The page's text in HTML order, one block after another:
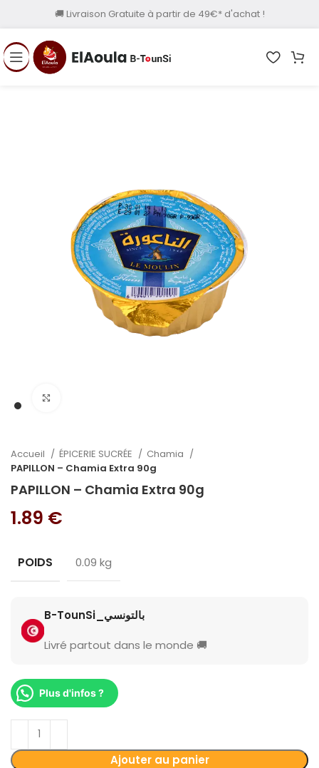
🚚 Livraison Gratuite à partir de 49€* d'achat !
Accueil ÉPICERIE SUCRÉE
Chamia
PAPILLON – Chamia Extra 90g
PAPILLON – Chamia Extra 90g
1.89 €
POIDS 0.09 kg
B-TounSi_بالتونسي
Livré partout dans le monde 🚚
Plus d'infos ?
Ajouter au panier